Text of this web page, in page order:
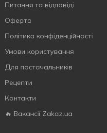
Питання та відповіді
Оферта
Політика конфіденційності
Умови користування
Для постачальників
Рецепти
Контакти
🔥 Вакансії Zakaz.ua